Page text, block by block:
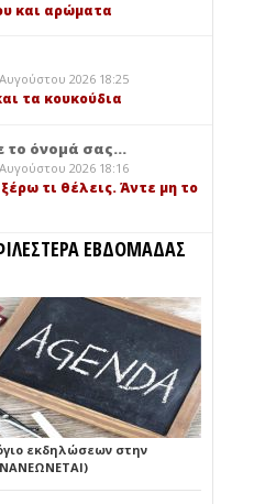
και αρώματα
2026 18:25
τα κουκούδια
το όνομά σας...
2026 18:16
τι θέλεις. Άντε μη το
ΕΒΔΟΜΑΔΑΣ
εκδηλώσεων στην